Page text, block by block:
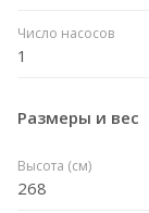
Число насосов
1
Размеры и вес
Высота (см)
268